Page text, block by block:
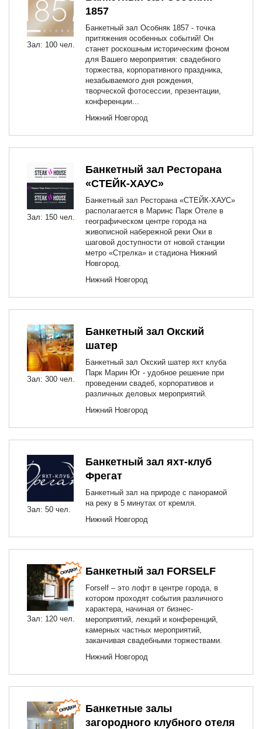
Зал: 100 чел.
1857
Банкетный зал Особняк 1857 - точка
притяжения особенных событий! Он
станет роскошным историческим фоном
для Вашего мероприятия: свадебного
торжества, корпоративного праздника,
незабываемого дня рождения,
творческой фотосессии, презентации,
конференции...
Нижний Новгород
Зал: 150 чел.
Банкетный зал Ресторана
«СТЕЙК-ХАУС»
Банкетный зал Ресторана «СТЕЙК-ХАУС»
располагается в Маринс Парк Отеле в
географическом центре города на
живописной набережной реки Оки в
шаговой доступности от новой станции
метро «Стрелка» и стадиона Нижний
Новгород.
Нижний Новгород
Зал: 300 чел.
Банкетный зал Окский
шатер
Банкетный зал Окский шатер яхт клуба
Парк Марин Юг - удобное решение при
проведении свадеб, корпоративов и
различных деловых мероприятий.
Нижний Новгород
Зал: 50 чел.
Банкетный зал яхт-клуб
Фрегат
Банкетный зал на природе с панорамой
на реку в 5 минутах от кремля.
Нижний Новгород
Зал: 120 чел.
Банкетный зал FORSELF
Forself – это лофт в центре города, в
котором проходят события различного
характера, начиная от бизнес-
мероприятий, лекций и конференций,
камерных частных мероприятий,
заканчивая свадебными торжествами.
Нижний Новгород
Банкетные залы
загородного клубного отеля